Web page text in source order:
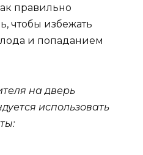
правильно
чтобы избежать
и попаданием
на дверь
использовать